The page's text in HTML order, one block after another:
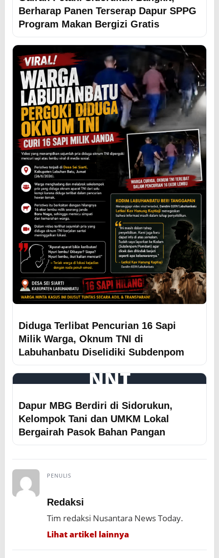
Berharap Panen Terserap Dapur SPPG
Program Makan Bergizi Gratis
Diduga Terlibat Pencurian 16 Sapi
Milik Warga, Oknum TNI di
Labuhanbatu Diselidiki Subdenpom
NNT
Dapur MBG Berdiri di Sidorukun,
Kelompok Tani dan UMKM Lokal
Bergairah Pasok Bahan Pangan
PENULIS
Redaksi
Tim redaksi Nusantara News Today.
Lihat artikel lainnya